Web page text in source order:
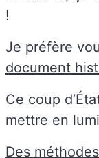
!
Je préfère
document
Ce coup
mettre en
Des